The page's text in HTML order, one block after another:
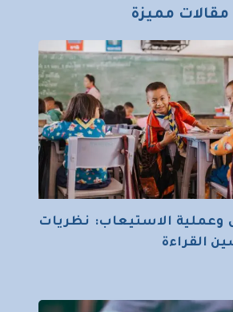
مقالات مميزة
الاستيعاب: نظريات
القراءة